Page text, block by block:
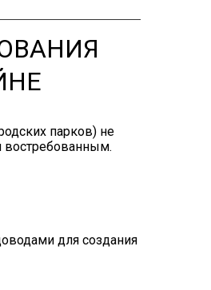
парков) не
востребованным.
для создания